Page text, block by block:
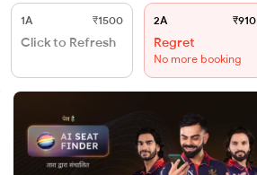
1A ₹1500
Click to Refresh
2A ₹910
Regret
No more booking